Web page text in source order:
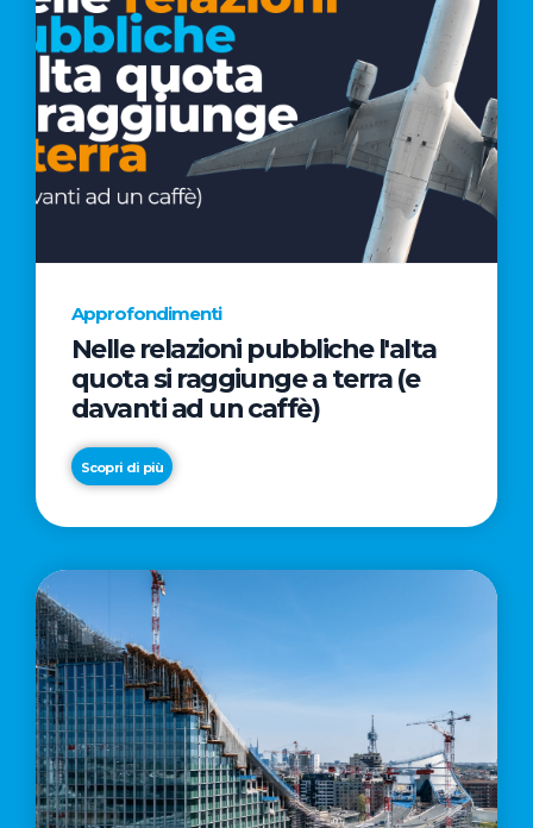
Approfondimenti
Nelle relazioni pubbliche l'alta
quota si raggiunge a terra (e
davanti ad un caffè)
Scopri di più